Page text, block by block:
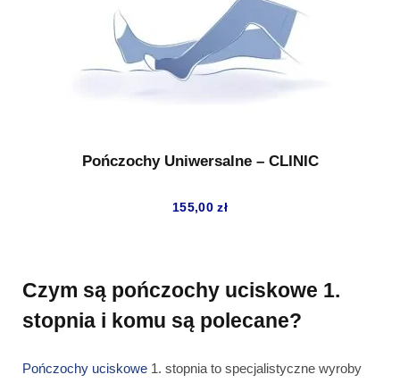
Pończochy Uniwersalne – CLINIC
155,00zł
Czym są pończochy uciskowe 1.
stopnia i komu są polecane?
Pończochy uciskowe 1. stopnia to specjalistyczne wyroby